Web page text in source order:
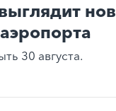
30 августа.